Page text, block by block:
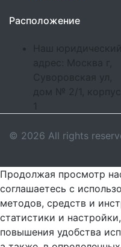
Расположение
Наш юридический
адрес: Москва г,
Суворовская ул,
дом № 2/1, корпус
© 2026 All rights
Продолжая просмотр
соглашаетесь с
методов, средств и
статистики и
повышения удобства